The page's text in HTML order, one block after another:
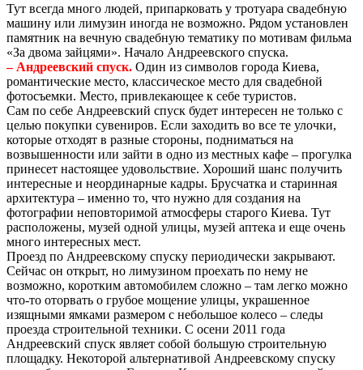
Тут всегда много людей, припарковать у тротуара свадебную
машину или лимузин иногда не возможно. Рядом установлен
памятник на вечную свадебную тематику по мотивам фильма
«За двома зайцями». Начало Андреевского спуска.
– Андреевский спуск. Один из символов города Киева,
романтические место, классическое место для свадебной
фотосъемки. Место, привлекающее к себе туристов.
Сам по себе Андреевский спуск будет интересен не только с
целью покупки сувениров. Если заходить во все те улочки,
которые отходят в разные стороны, подниматься на
возвышенности или зайти в одно из местных кафе – прогулка
принесет настоящее удовольствие. Хороший шанс получить
интересные и неординарные кадры. Брусчатка и старинная
архитектура – именно то, что нужно для создания на
фотографии неповторимой атмосферы старого Киева. Тут
расположены, музей одной улицы, музей аптека и еще очень
много интересных мест.
Проезд по Андреевскому спуску периодически закрывают.
Сейчас он открыт, но лимузином проехать по нему не
возможно, коротким автомобилем сложно – там легко можно
что-то оторвать о грубое мощение улицы, украшенное
изящными ямками размером с небольшое колесо – следы
проезда строительной техники. С осени 2011 года
Андреевский спуск являет собой большую строительную
площадку. Некоторой альтернативой Андреевскому спуску